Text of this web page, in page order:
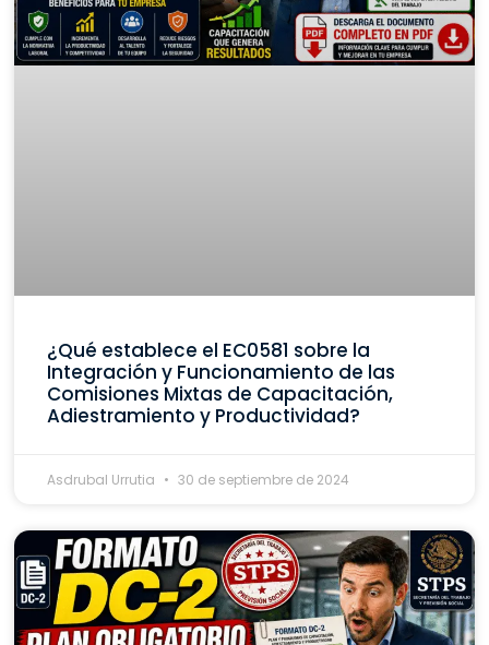
¿Qué establece el EC0581 sobre la
Integración y Funcionamiento de las
Comisiones Mixtas de Capacitación,
Adiestramiento y Productividad?
Asdrubal Urrutia 30 de septiembre de 2024